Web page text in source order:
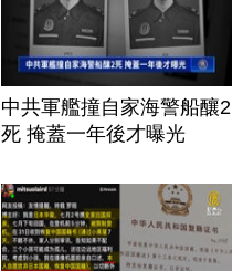
中共軍艦撞自家海警船釀2
死 掩蓋一年後才曝光